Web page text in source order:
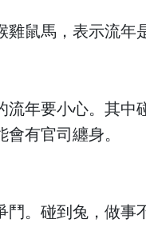
鼠馬，表示流年
年要小心。其中
有官司纏身。
。碰到兔，做事